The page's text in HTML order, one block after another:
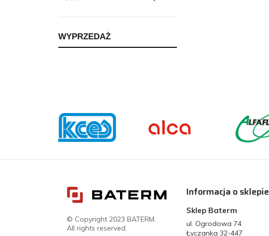
WYPRZEDAŻ
© Copyright 2023 BATERM.
All rights reserved.
Informacja o sklepie
Sklep Baterm
ul. Ogrodowa 74
Łyczanka 32-447